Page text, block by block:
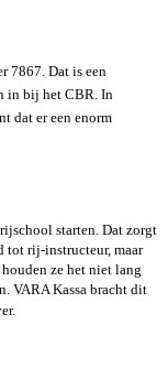
7867. Dat is een
in bij het CBR. In
dat er een enorm
starten. Dat zorgt
tot rij-instructeur, maar
ze het niet lang
VARA Kassa bracht dit